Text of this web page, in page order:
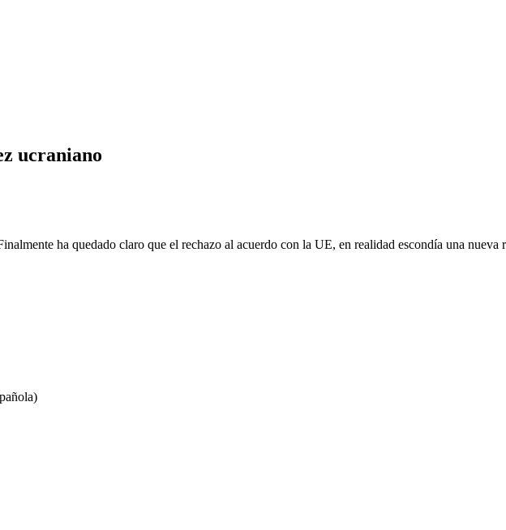
ucraniano
ha quedado claro que el rechazo al acuerdo con la UE, en realidad escondía una nueva